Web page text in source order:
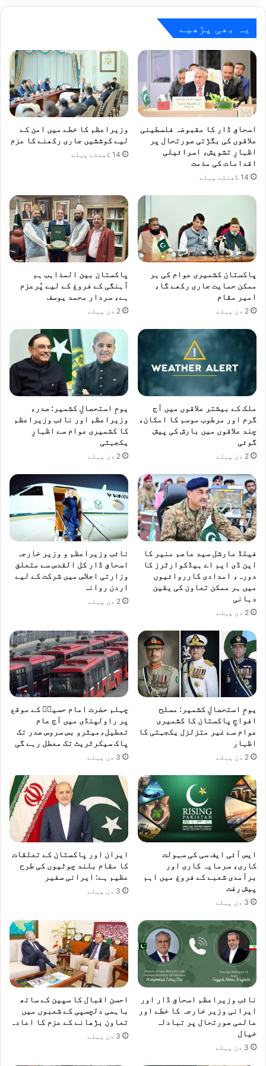
یہ بھی پڑھیے
اسحاق ڈار کا مقبوضہ فلسطینی
علاقوں کی بگڑتی صورتحال پر
اظہارِ تشویش، اسرائیلی
اقدامات کی مذمت
14 گھنٹے پہلے
وزیراعظم کا خطے میں امن کے
لیے کوششیں جاری رکھنے کا عزم
14 گھنٹے پہلے
پاکستان کشمیری عوام کی ہر
ممکن حمایت جاری رکھے گا،
امیر مقام
2 دن پہلے
پاکستان بین المذاہب ہم
آہنگی کے فروغ کے لیے پُرعزم
ہے، سردار محمد یوسف
2 دن پہلے
ملک کے بیشتر علاقوں میں آج
گرم اور مرطوب موسم کا امکان،
چند علاقوں میں بارش کی پیش
گوئی
2 دن پہلے
یومِ استحصالِ کشمیر: صدر،
وزیراعظم اور نائب وزیراعظم
کا کشمیری عوام سے اظہارِ
یکجہتی
2 دن پہلے
فیلڈ مارشل سید عاصم منیر کا
این ڈی ایم اے ہیڈکوارٹرز کا
دورہ، امدادی کارروائیوں
میں ہر ممکن تعاون کی یقین
دہانی
2 دن پہلے
نائب وزیراعظم و وزیر خارجہ
اسحاق ڈار کل القدس سے متعلق
وزارتی اجلاس میں شرکت کے لیے
اردن روانہ
2 دن پہلے
یومِ استحصالِ کشمیر: مسلح
افواجِ پاکستان کا کشمیری
عوام سے غیر متزلزل یکجہتی کا
اظہار
2 دن پہلے
چہلم حضرت امام حسینؓ کے موقع
پر راولپنڈی میں آج عام
تعطیل،میٹرو بس سروس صدر تک
پاک سیکرٹریٹ تک معطل رہے گی
3 دن پہلے
ایس آئی ایف سی کی سہولت
کاری، سرمایہ کاری اور
برآمدی شعبے کے فروغ میں اہم
پیش رفت
3 دن پہلے
ایران اور پاکستان کے تعلقات
کا مقام بلند چوٹیوں کی طرح
عظیم ہے: ایرانی سفیر
3 دن پہلے
نائب وزیراعظم اسحاق ڈار اور
ایرانی وزیر خارجہ کا خطے اور
عالمی صورتحال پر تبادلہ
خیال
3 دن پہلے
احسن اقبال کا سپین کے ساتھ
باہمی دلچسپی کے شعبوں میں
تعاون بڑھانے کے عزم کا اعادہ
3 دن پہلے